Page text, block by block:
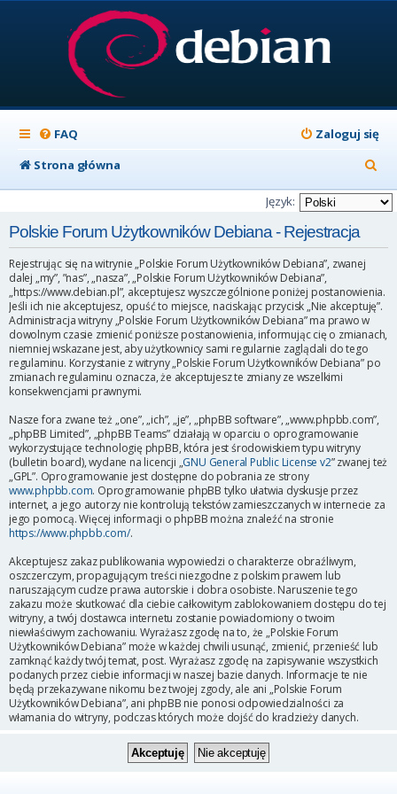
FAQ
Zaloguj się
Strona główna
z
u
j
Język:
Polskie Forum Użytkowników Debiana - Rejestracja
Rejestrując się na witrynie „Polskie Forum Użytkowników Debiana”, zwanej
dalej „my”, ”nas”, „nasza”, „Polskie Forum Użytkowników Debiana”,
„https://www.debian.pl”, akceptujesz wyszczególnione poniżej postanowienia.
Jeśli ich nie akceptujesz, opuść to miejsce, naciskając przycisk „Nie akceptuję”.
Administracja witryny „Polskie Forum Użytkowników Debiana” ma prawo w
dowolnym czasie zmienić poniższe postanowienia, informując cię o zmianach,
niemniej wskazane jest, aby użytkownicy sami regularnie zaglądali do tego
regulaminu. Korzystanie z witryny „Polskie Forum Użytkowników Debiana” po
zmianach regulaminu oznacza, że akceptujesz te zmiany ze wszelkimi
konsekwencjami prawnymi.
Nasze fora zwane też „one”, „ich”, „je”, „phpBB software”, „www.phpbb.com”,
„phpBB Limited”, „phpBB Teams” działają w oparciu o oprogramowanie
wykorzystujące technologię phpBB, która jest środowiskiem typu witryny
(bulletin board), wydane na licencji „GNU General Public License v2” zwanej też
„GPL”. Oprogramowanie jest dostępne do pobrania ze strony
www.phpbb.com. Oprogramowanie phpBB tylko ułatwia dyskusje przez
internet, a jego autorzy nie kontrolują tekstów zamieszczanych w internecie za
jego pomocą. Więcej informacji o phpBB można znaleźć na stronie
https://www.phpbb.com/.
Akceptujesz zakaz publikowania wypowiedzi o charakterze obraźliwym,
oszczerczym, propagującym treści niezgodne z polskim prawem lub
naruszającym cudze prawa autorskie i dobra osobiste. Naruszenie tego
zakazu może skutkować dla ciebie całkowitym zablokowaniem dostępu do tej
witryny, a twój dostawca internetu zostanie powiadomiony o twoim
niewłaściwym zachowaniu. Wyrażasz zgodę na to, że „Polskie Forum
Użytkowników Debiana” może w każdej chwili usunąć, zmienić, przenieść lub
zamknąć każdy twój temat, post. Wyrażasz zgodę na zapisywanie wszystkich
podanych przez ciebie informacji w naszej bazie danych. Informacje te nie
będą przekazywane nikomu bez twojej zgody, ale ani „Polskie Forum
Użytkowników Debiana”, ani phpBB nie ponosi odpowiedzialności za
włamania do witryny, podczas których może dojść do kradzieży danych.